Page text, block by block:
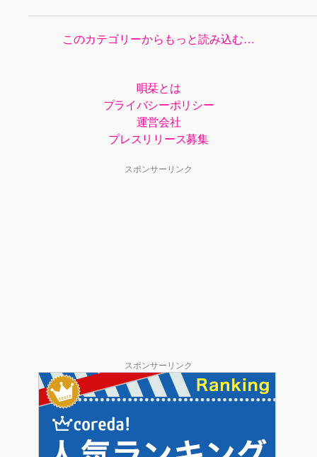
このカテゴリーからもっと読み込む…
唄栞とは
プライバシーポリシー
運営会社
プレスリリース募集
スポンサーリンク
スポンサーリンク